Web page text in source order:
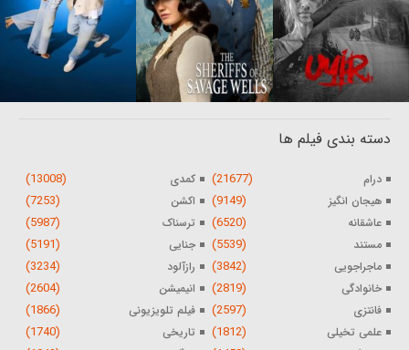
دسته بندی فیلم ها
درام (21677) کمدی (13008)
هیجان انگیز (9149) اکشن (7253)
عاشقانه (6520) ترسناک (5987)
مستند (5539) جنایی (5191)
ماجراجویی (3842) رازآلود (3234)
خانوادگی (2819) انیمیشن (2604)
فانتزی (2597) فیلم تلویزیونی (1866)
علمی تخیلی (1812) تاریخی (1740)